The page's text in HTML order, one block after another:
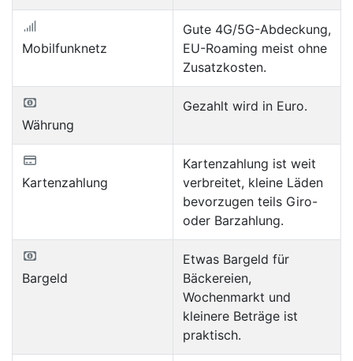
Mobilfunknetz
Gute 4G/5G-Abdeckung,
EU-Roaming meist ohne
Zusatzkosten.
Währung
Gezahlt wird in Euro.
Kartenzahlung
Kartenzahlung ist weit
verbreitet, kleine Läden
bevorzugen teils Giro-
oder Barzahlung.
Bargeld
Etwas Bargeld für
Bäckereien,
Wochenmarkt und
kleinere Beträge ist
praktisch.